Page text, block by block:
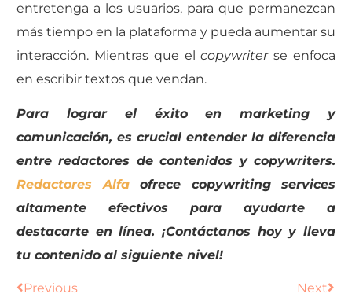
entretenga a los usuarios, para que permanezcan
más tiempo en la plataforma y pueda aumentar su
interacción. Mientras que elcopywriterse enfoca
en escribir textos que vendan.
Para lograr el éxito en marketing y
comunicación, es crucial entender la diferencia
entre redactores de contenidos y copywriters.
Redactores Alfaofrece copywriting services
altamente efectivos para ayudarte a
destacarte en línea. ¡Contáctanos hoy y lleva
tu contenido al siguiente nivel!
Previous Next